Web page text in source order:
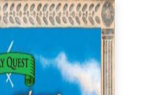
contact op te nemen, in
privacybeleid.